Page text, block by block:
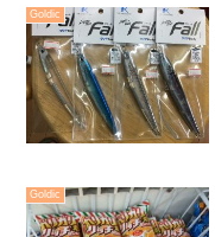
Goldic
Goldic